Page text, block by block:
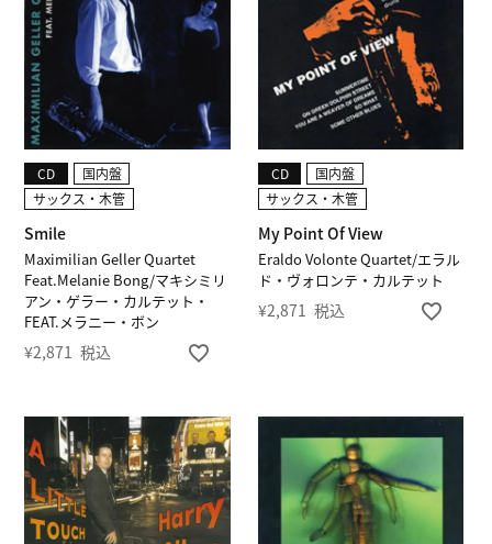
Maximilian Geller Quartet
Feat.Melanie Bong/マキシミリ
アン・ゲラー・カルテット・
FEAT.メラニー・ボン
Smile
CD
国内盤
サックス・木管
¥2,871 税込
Eraldo Volonte Quartet/エラル
ド・ヴォロンテ・カルテット
My Point Of View
CD
国内盤
サックス・木管
¥2,871 税込